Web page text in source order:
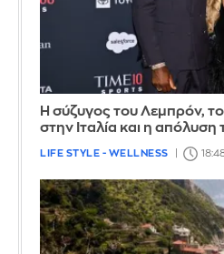
Η σύζυγος του Λεμπρόν,
στην Ιταλία και η απόλυση
LIFE STYLE - WELLNESS